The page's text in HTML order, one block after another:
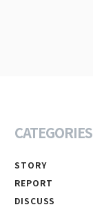
CATEGORIES
STORY
REPORT
DISCUSS